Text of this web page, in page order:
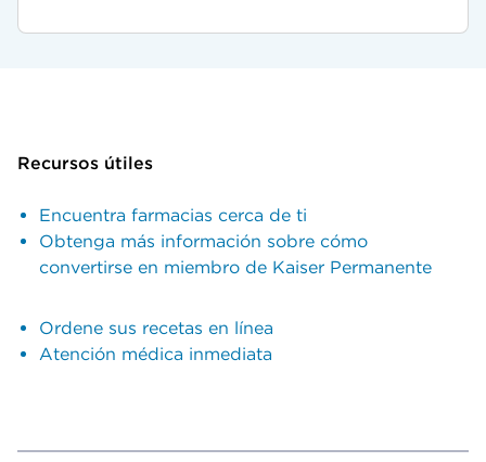
Recursos útiles
Encuentra farmacias cerca de ti
Obtenga más información sobre cómo
convertirse en miembro de Kaiser Permanente
Ordene sus recetas en línea
Atención médica inmediata